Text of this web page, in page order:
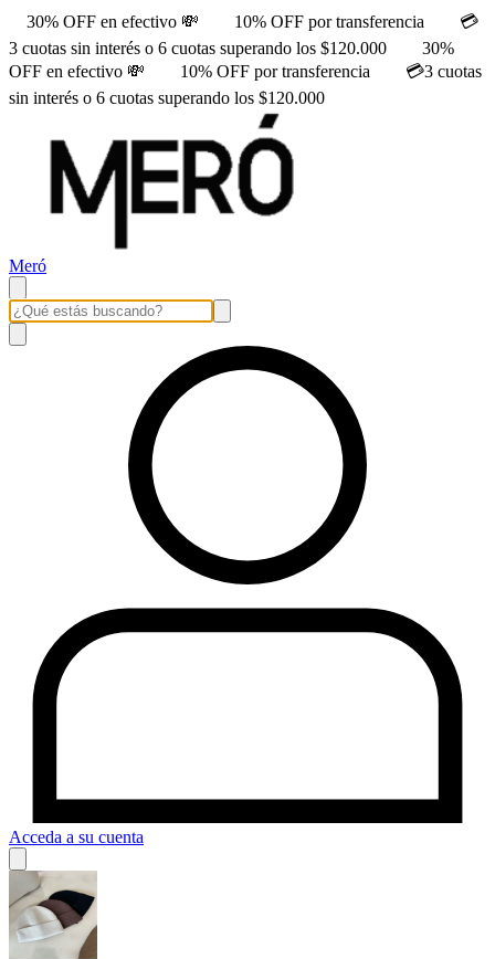
30% OFF en efectivo 💸 10% OFF por transferencia
💳
3 cuotas sin interés o 6 cuotas superando los $120.000
30%
OFF en efectivo 💸
10% OFF por transferencia
💳3 cuotas
sin interés o 6 cuotas superando los $120.000
Meró
Acceda a su cuenta